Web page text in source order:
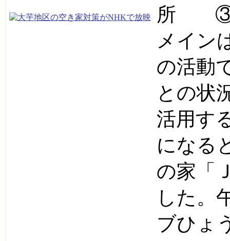
所 ③大
メイン
の活動
との状
活用す
になる
の家「
した。
ブひょ